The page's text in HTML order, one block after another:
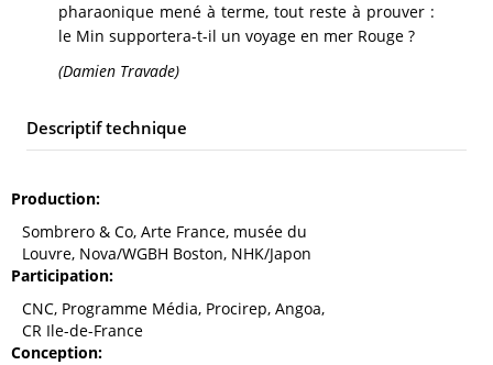
pharaonique mené à terme, tout reste à prouver :
le Min supportera-t-il un voyage en mer Rouge ?
(Damien Travade)
Descriptif technique
Production
Sombrero & Co, Arte France, musée du
Louvre, Nova/WGBH Boston, NHK/Japon
Participation
CNC, Programme Média, Procirep, Angoa,
CR Ile-de-France
Conception